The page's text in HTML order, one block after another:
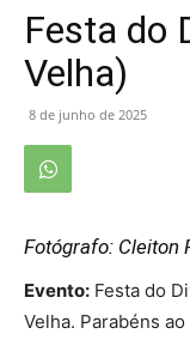
Festa do
Velha)
8 de junho de 2025
Fotógrafo: Cleiton
Evento: Festa do
Velha. Parabéns